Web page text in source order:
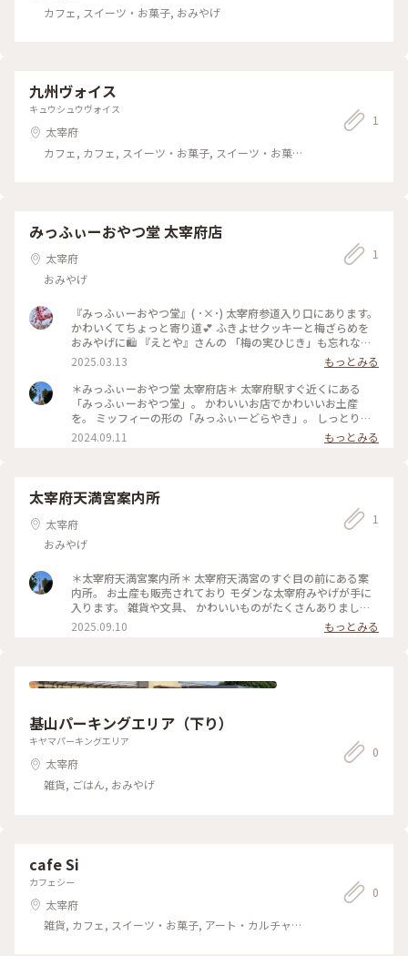
カフェ, スイーツ・お菓子, おみやげ
九州ヴォイス
キュウシュウヴォイス
太宰府
カフェ, カフェ, スイーツ・お菓子, スイーツ・お菓子,
1
みっふぃーおやつ堂 太宰府店
太宰府
おみやげ
1
『みっふぃーおやつ堂』( ･×･) 太宰府参道入り口にあります。
かわいくてちょっと寄り道💕 ふきよせクッキーと梅ざらめを
おみやげに🛍 『えとや』さんの 「梅の実ひじき」も忘れなく
😆 太宰府を満喫して博多へ戻ります🚃 ・ ・ #アートな景色 #
ミッフィー #みっふぃーおやつ堂 #吹き寄せ #クッキー #えと
や #梅の実ひじき #おみやげ #お土産 #おみやげ図鑑 #毎日おや
つ #おやつ #太宰府天満宮 #天満宮参道 #太宰府 #福岡 #福岡県
#ことりっぷ福岡 #ひとり旅
2025.03.13
もっとみる
＊みっふぃーおやつ堂 太宰府店＊ 太宰府駅すぐ近くにある
「みっふぃーおやつ堂」。 かわいいお店でかわいいお土産
を。 ミッフィーの形の「みっふぃーどらやき」。 しっとり生
地に粒あんが挟まっていて かわいくおいしいどら焼きでし
た。 ミッフィー好きの友人へは 一つ一つがミッフィーのお顔
とりっぷ旅 #夏の福岡旅2024 #日帰り旅 #ひとり旅 #ことりっ
ぷ福岡 #福岡 #太宰府 #太宰府土産 #みっふぃーおやつ堂 #みっ
ふぃーどらやき
2024.09.11 もっとみる
太宰府天満宮案内所
太宰府
おみやげ
1
＊太宰府天満宮案内所＊ 太宰府天満宮のすぐ目の前にある案
内所。 お土産も販売されており モダンな太宰府みやげが手に
入ります。 雑貨や文具、 かわいいものがたくさんありまし
た。 あまりゆっくり選ぶ時間がなくて 太宰府珈琲と 梅の柄の
シャープペンシルをお土産に。 このシャープペンシルを使う
ことりっぷ福岡 #福岡神社巡り #松梅もち巡り #福岡お餅旅 #
2025.09.10 もっとみる
基山パーキングエリア（下り）
キヤマパーキングエリア
太宰府
雑貨, ごはん, おみやげ
0
cafe Si
カフェシー
太宰府
雑貨, カフェ, スイーツ・お菓子, アート・カルチャー,
0